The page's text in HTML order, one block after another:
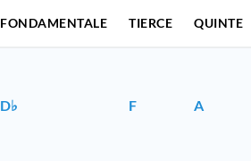
FONDAMENTALE TIERCE QUINTE
D♭ F A